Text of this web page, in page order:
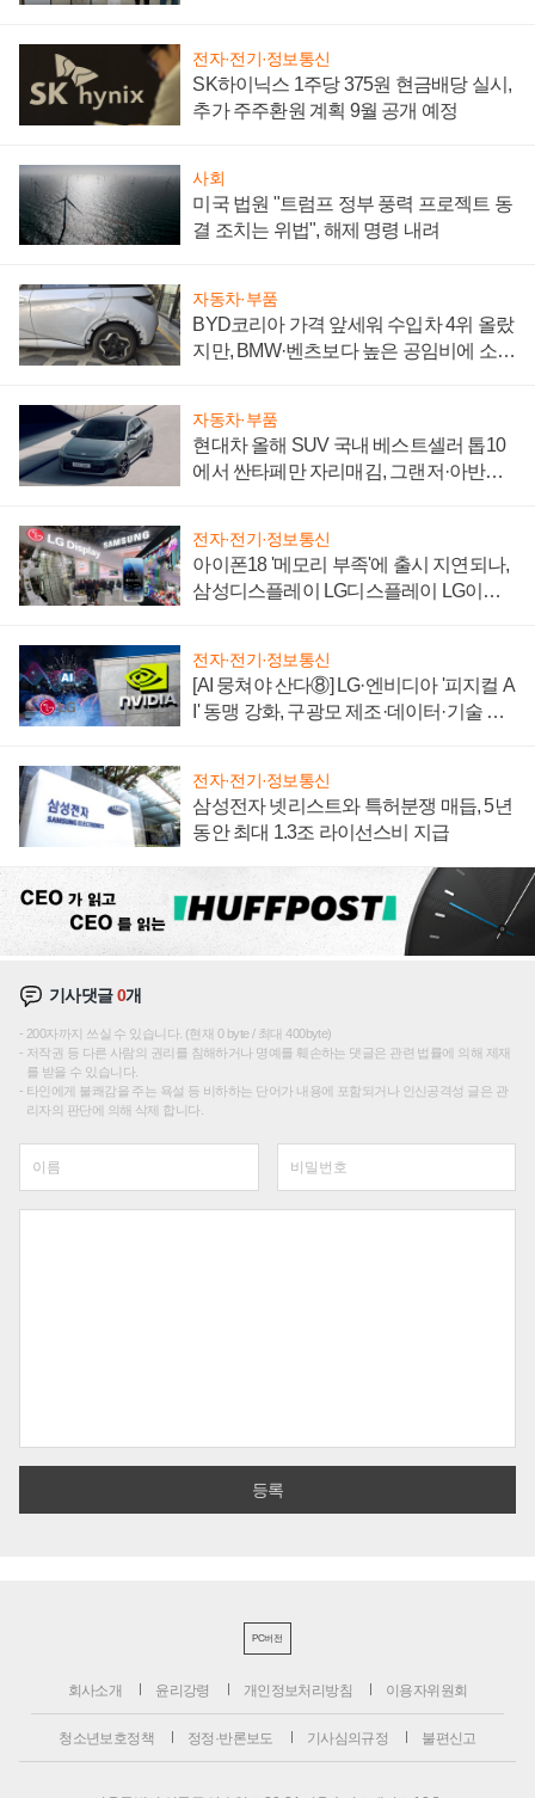
전자·전기·정보통신
SK하이닉스 1주당 375원 현금배당 실시,
추가 주주환원 계획 9월 공개 예정
사회
미국 법원 "트럼프 정부 풍력 프로젝트 동
결 조치는 위법", 해제 명령 내려
자동차·부품
BYD코리아 가격 앞세워 수입차 4위 올랐
지만, BMW·벤츠보다 높은 공임비에 소비
자동차·부품
현대차 올해 SUV 국내 베스트셀러 톱10
에서 싼타페만 자리매김, 그랜저·아반떼
전자·전기·정보통신
아이폰18 '메모리 부족'에 출시 지연되나,
삼성디스플레이 LG디스플레이 LG이노
전자·전기·정보통신
[AI 뭉쳐야 산다⑧] LG·엔비디아 '피지컬 A
I' 동맹 강화, 구광모 제조·데이터·기술 결
전자·전기·정보통신
삼성전자 넷리스트와 특허분쟁 매듭, 5년
동안 최대 1.3조 라이선스비 지급
기사댓글0개
200자까지 쓰실 수 있습니다. (현재 0 byte / 최대 400byte)
저작권 등 다른 사람의 권리를 침해하거나 명예를 훼손하는 댓글은 관련 법률에 의해 제재
를 받을 수 있습니다.
타인에게 불쾌감을 주는 욕설 등 비하하는 단어가 내용에 포함되거나 인신공격성 글은 관
리자의 판단에 의해 삭제 합니다.
PC버전
회사소개 윤리강령 개인정보처리방침 이용자위원회
청소년보호정책 정정·반론보도 기사심의규정 불편신고